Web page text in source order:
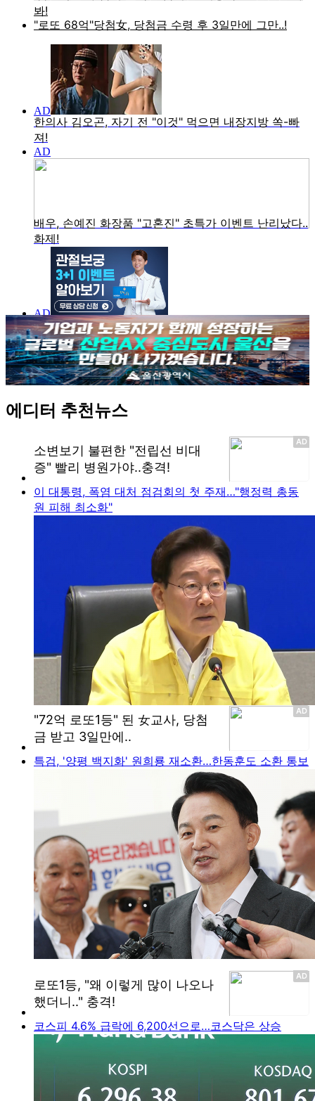
에디터 추천뉴스
이 대통령, 폭염 대처 점검회의 첫 주재…"행정력 총동
원 피해 최소화"
특검, '양평 백지화' 원희룡 재소환…한동훈도 소환 통보
코스피 4.6% 급락에 6,200선으로…코스닥은 상승